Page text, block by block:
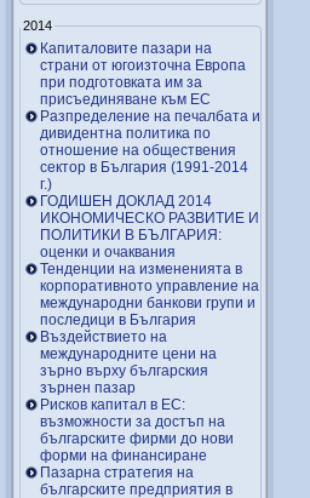
2014
Капиталовите пазари на
страни от югоизточна Европа
при подготовката им за
присъединяване към ЕС
Разпределение на печалбата и
дивидентна политика по
отношение на обществения
сектор в България (1991-2014
г.)
ГОДИШЕН ДОКЛАД 2014
ИКОНОМИЧЕСКО РАЗВИТИЕ И
ПОЛИТИКИ В БЪЛГАРИЯ:
оценки и очаквания
Тенденции на измененията в
корпоративното управление на
международни банкови групи и
последици в България
Въздействието на
международните цени на
зърно върху българския
зърнен пазар
Рисков капитал в ЕС:
възможности за достъп на
българските фирми до нови
форми на финансиране
Пазарна стратегия на
българските предприятия в